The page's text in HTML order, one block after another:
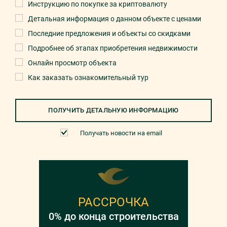
Инструкцию по покупке за криптовалюту
Детальная информация о данном объекте с ценами
Последние предложения и объекты со скидками
Подробнее об этапах приобретения недвижимости
Онлайн просмотр объекта
Как заказать ознакомительный тур
ПОЛУЧИТЬ ДЕТАЛЬНУЮ ИНФОРМАЦИЮ
Получать новости на email
РАССРОЧКА
0% до конца строительства